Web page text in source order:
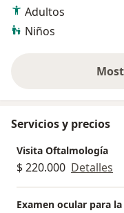
Adultos
Niños
Servicios y precios
Visita Oftalmología
$ 220.000 Detalles
Examen ocular para